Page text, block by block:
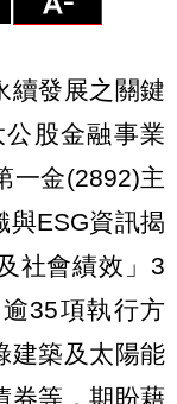
續發展之關鍵
股金融事業
一金(2892)主
與ESG資訊揭
社會績效」3
35項執行方
建築及太陽能
券等，期盼藉